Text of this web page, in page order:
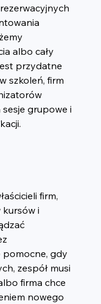
albo cały
przydatne
szkoleń, firm
grupowe i
firm,
i
pomocne, gdy
zespół musi
firma chce
nowego